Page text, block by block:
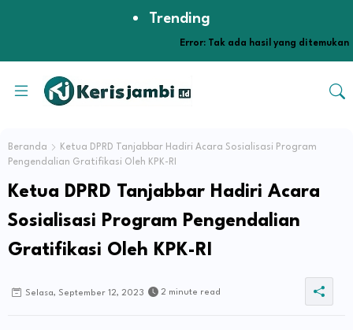
Trending
Error: Tak ada hasil yang ditemukan
Beranda
Ketua DPRD Tanjabbar Hadiri Acara Sosialisasi Program
Pengendalian Gratifikasi Oleh KPK-RI
Ketua DPRD Tanjabbar Hadiri Acara
Sosialisasi Program Pengendalian
Gratifikasi Oleh KPK-RI
Selasa, September 12, 2023 2 minute read